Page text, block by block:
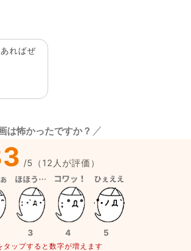
ればぜ
は怖かったですか？
/5 （ 12 人が評価）
3 4 5
ップすると数字が増えます